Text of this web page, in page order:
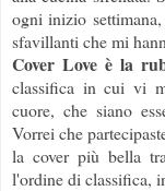
ogni inizio
sfavillanti che mi
Cover Love è la
classifica in cui vi
cuore, che siano
Vorrei che
la cover più bella
l'ordine di classifica,